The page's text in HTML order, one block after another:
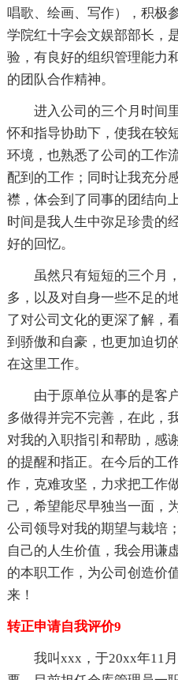
唱歌、绘画、写作），积极
学院红十字会文娱部部长，
验，有良好的组织管理能力
的团队合作精神。
进入公司的三个月时间
怀和指导协助下，使我在较
环境，也熟悉了公司的工作
配到的工作；同时让我充分
襟，体会到了同事的团结向
时间是我人生中弥足珍贵的
好的回忆。
虽然只有短短的三个月
多，以及对自身一些不足的
了对公司文化的更深了解，
到骄傲和自豪，也更加迫切
在这里工作。
由于原单位从事的是客
多做得并完不完善，在此，
对我的入职指引和帮助，感
的提醒和指正。在今后的工
作，克难攻坚，力求把工作
己，希望能尽早独当一面，
公司领导对我的期望与栽培
自己的人生价值，我会用谦
的本职工作，为公司创造价
来！
转正申请自我评价9
我叫xxx，于20xx年11